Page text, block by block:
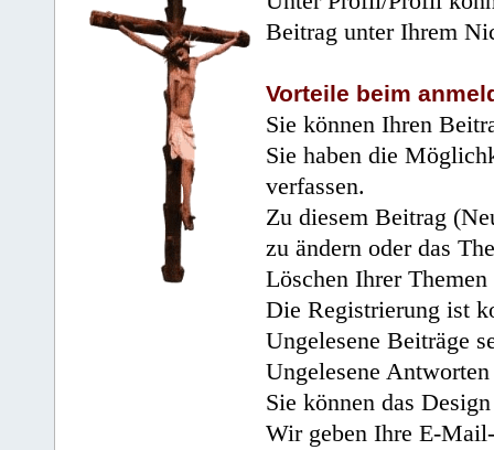
Beitrag unter Ihrem
Vorteile beim
Sie können Ihren
Sie haben die
verfassen.
Zu diesem Beitrag
zu ändern oder das
Löschen Ihrer
Die Registrierung ist
Ungelesene Beiträge
Ungelesene
Sie können das
Wir geben Ihre E-